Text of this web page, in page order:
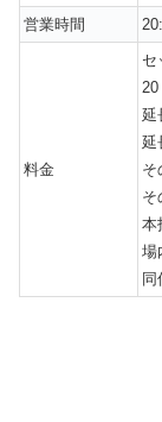
営業時間
料金
セ
20
延
延
そ
そ
本
場
同